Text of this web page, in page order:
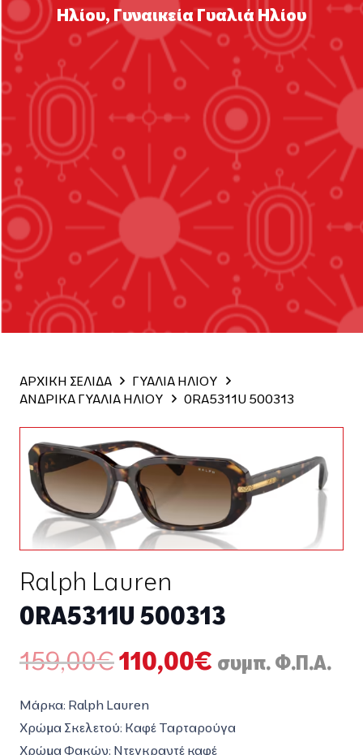
Ηλίου, Γυναικεία Γυαλιά Ηλίου
ΑΡΧΙΚΗ ΣΕΛΙΔΑ
ΓΥΑΛΙΑ ΗΛΙΟΥ
ΑΝΔΡΙΚΑ ΓΥΑΛΙΑ ΗΛΙΟΥ
0RA5311U 500313
Ralph Lauren
0RA5311U 500313
159,00€Original
price
was:
159,00€.
110,00€ Η
τρέχουσα
είναι:
συμπ. Φ.Π.Α.
Μάρκα: Ralph Lauren
Χρώμα Σκελετού: Καφέ Ταρταρούγα
Χρώμα Φακών: Ντεγκραντέ καφέ